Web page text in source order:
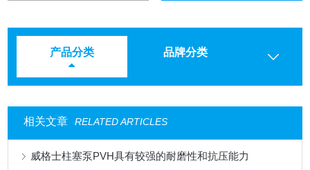
产品分类 品牌分类
相关文章 RELATED ARTICLES
威格士柱塞泵PVH具有较强的耐磨性和抗压能力